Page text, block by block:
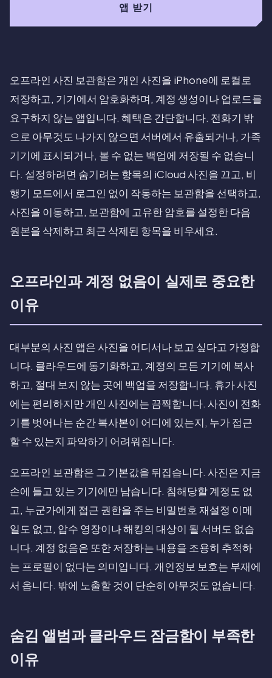
앱 받기
오프라인 사진 보관함은 개인 사진을 iPhone에 로컬로
저장하고, 기기에서 암호화하며, 계정 생성이나 업로드를
요구하지 않는 앱입니다. 혜택은 간단합니다. 전화기 밖
으로 아무것도 나가지 않으면 서버에서 유출되거나, 가족
기기에 표시되거나, 볼 수 없는 백업에 저장될 수 없습니
다. 설정하려면 숨기려는 항목의 iCloud 사진을 끄고, 비
행기 모드에서 로그인 없이 작동하는 보관함을 선택하고,
사진을 이동하고, 보관함에 고유한 암호를 설정한 다음
원본을 삭제하고 최근 삭제된 항목을 비우세요.
오프라인과 계정 없음이 실제로 중요한
이유
대부분의 사진 앱은 사진을 어디서나 보고 싶다고 가정합
니다. 클라우드에 동기화하고, 계정의 모든 기기에 복사
하고, 절대 보지 않는 곳에 백업을 저장합니다. 휴가 사진
에는 편리하지만 개인 사진에는 끔찍합니다. 사진이 전화
기를 벗어나는 순간 복사본이 어디에 있는지, 누가 접근
할 수 있는지 파악하기 어려워집니다.
오프라인 보관함은 그 기본값을 뒤집습니다. 사진은 지금
손에 들고 있는 기기에만 남습니다. 침해당할 계정도 없
고, 누군가에게 접근 권한을 주는 비밀번호 재설정 이메
일도 없고, 압수 영장이나 해킹의 대상이 될 서버도 없습
니다. 계정 없음은 또한 저장하는 내용을 조용히 추적하
는 프로필이 없다는 의미입니다. 개인정보 보호는 부재에
서 옵니다. 밖에 노출할 것이 단순히 아무것도 없습니다.
숨김 앨범과 클라우드 잠금함이 부족한
이유